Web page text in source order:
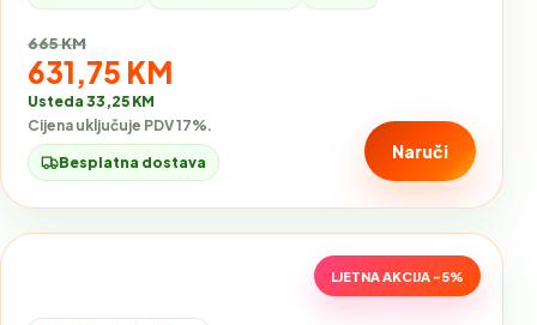
Stara cijena:
665 KM
Akcijska cijena:
631,75 KM
Usteda 33,25 KM
Cijena uključuje PDV 17%.
Besplatna dostava Naruči
LJETNA AKCIJA -5%